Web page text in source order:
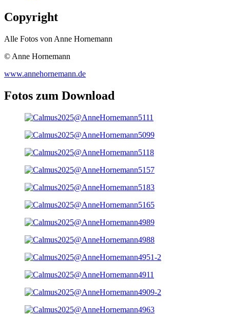
Copyright
Alle Fotos von Anne Hornemann
© Anne Hornemann
www.annehornemann.de
Fotos zum Download